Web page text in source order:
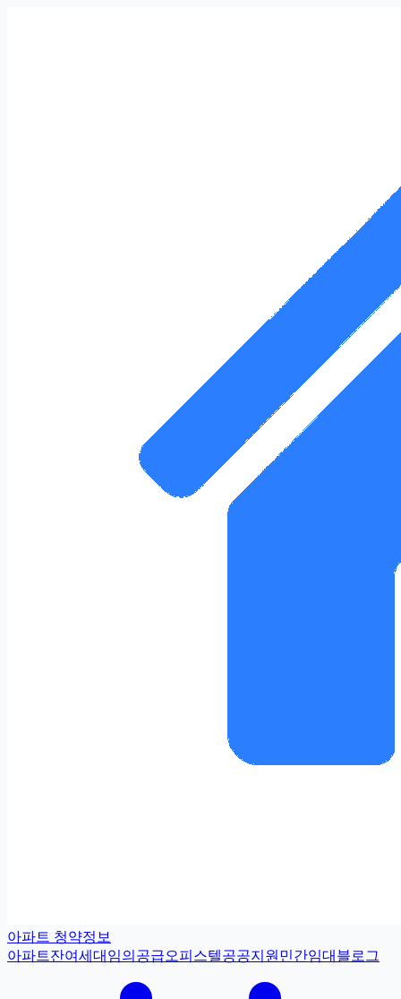
아파트 청약정보
아파트잔여세대 임의공급오피스텔공공지원민간임대 블로그